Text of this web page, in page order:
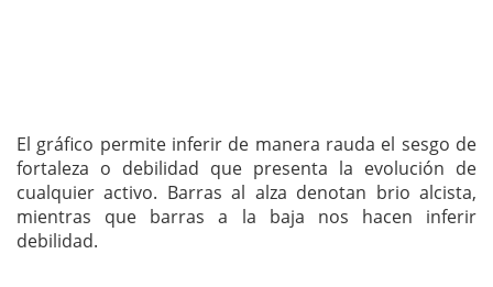
El gráfico permite inferir de manera rauda el sesgo de
fortaleza o debilidad que presenta la evolución de
cualquier activo. Barras al alza denotan brio alcista,
mientras que barras a la baja nos hacen inferir
debilidad.